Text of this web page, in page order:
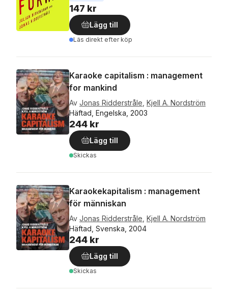
147 kr
Lägg till
Läs direkt efter köp
Karaoke capitalism : management
for mankind
Av Jonas Ridderstråle Kjell A. Nordström
Häftad, Engelska, 2003
244 kr
Lägg till
Skickas
Karaokekapitalism : management
för människan
Av Jonas Ridderstråle Kjell A. Nordström
Häftad, Svenska, 2004
244 kr
Lägg till
Skickas